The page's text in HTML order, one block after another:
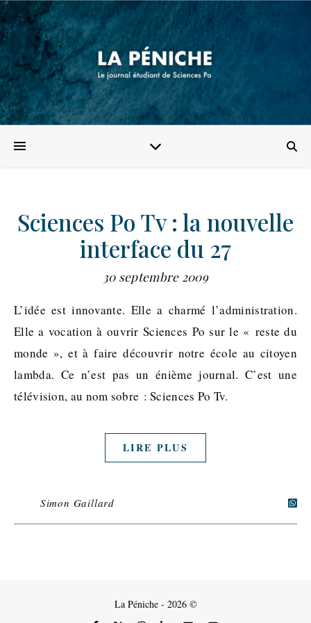
Sciences Po Tv : la nouvelle
interface du 27
30 septembre 2009
L’idée est innovante. Elle a charmé l’administration.
Elle a vocation à ouvrir Sciences Po sur le « reste du
monde », et à faire découvrir notre école au citoyen
lambda. Ce n’est pas un énième journal. C’est une
télévision, au nom sobre : Sciences Po Tv.
LIRE PLUS
Simon Gaillard
La Péniche - 2026 ©